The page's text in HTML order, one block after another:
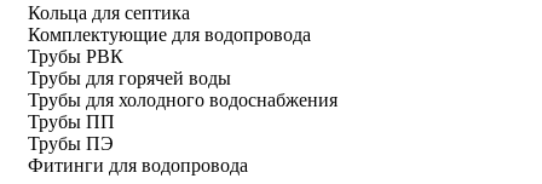
Кольца для септика
Комплектующие для водопровода
Трубы РВК
Трубы для горячей воды
Трубы для холодного водоснабжения
Трубы ПП
Трубы ПЭ
Фитинги для водопровода